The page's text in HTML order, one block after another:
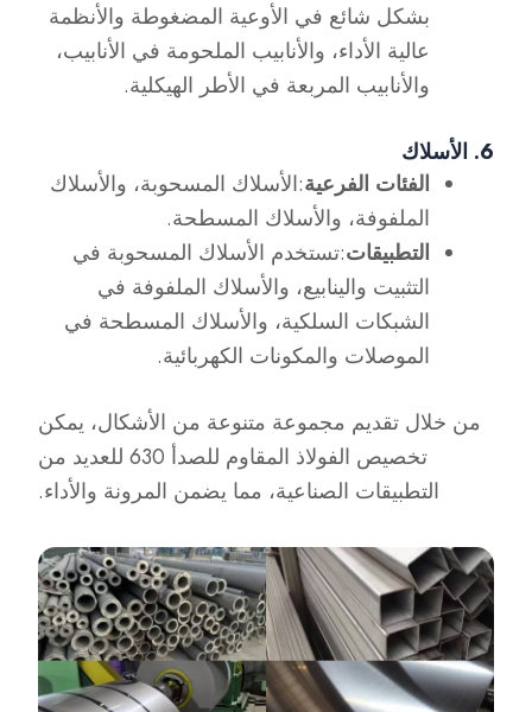
بشكل شائع في الأوعية المضغوطة والأنظمة
عالية الأداء، والأنابيب الملحومة في الأنابيب،
والأنابيب المربعة في الأطر الهيكلية.
6. الأسلاك
الفئات الفرعية:الأسلاك المسحوبة، والأسلاك
الملفوفة، والأسلاك المسطحة.
التطبيقات:تستخدم الأسلاك المسحوبة في
التثبيت والينابيع، والأسلاك الملفوفة في
الشبكات السلكية، والأسلاك المسطحة في
الموصلات والمكونات الكهربائية.
من خلال تقديم مجموعة متنوعة من الأشكال، يمكن
تخصيص الفولاذ المقاوم للصدأ 630 للعديد من
التطبيقات الصناعية، مما يضمن المرونة والأداء.